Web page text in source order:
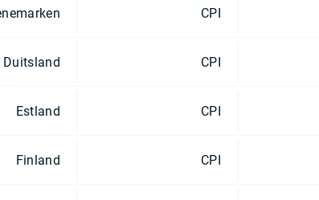
CPI
Duitsland CPI
Estland CPI
Finland CPI